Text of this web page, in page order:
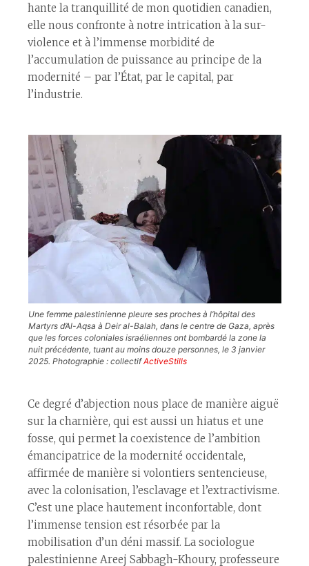
hante la tranquillité de mon quotidien canadien,
elle nous confronte à notre intrication à la sur-
violence et à l’immense morbidité de
l’accumulation de puissance au principe de la
modernité – par l’État, par le capital, par
l’industrie.
Une femme palestinienne pleure ses proches à l’hôpital des
Martyrs d’Al-Aqsa à Deir al-Balah, dans le centre de Gaza, après
que les forces coloniales israéliennes ont bombardé la zone la
nuit précédente, tuant au moins douze personnes, le 3 janvier
2025. Photographie : collectifActiveStills
Ce degré d’abjection nous place de manière aiguë
sur la charnière, qui est aussi un hiatus et une
fosse, qui permet la coexistence de l’ambition
émancipatrice de la modernité occidentale,
affirmée de manière si volontiers sentencieuse,
avec la colonisation, l’esclavage et l’extractivisme.
C’est une place hautement inconfortable, dont
l’immense tension est résorbée par la
mobilisation d’un déni massif. La sociologue
palestinienne Areej Sabbagh-Khoury, professeure